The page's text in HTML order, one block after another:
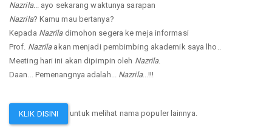
Nazrila... ayo sekarang waktunya sarapan
Nazrila? Kamu mau bertanya?
Kepada Nazriladimohon segera ke meja informasi
Prof. Nazrilaakan menjadi pembimbing akademik saya lho..
Meeting hari ini akan dipimpin oleh Nazrila.
Daan... Pemenangnya adalah... Nazrila...!!!
KLIK DISINI untuk melihat nama populer lainnya.